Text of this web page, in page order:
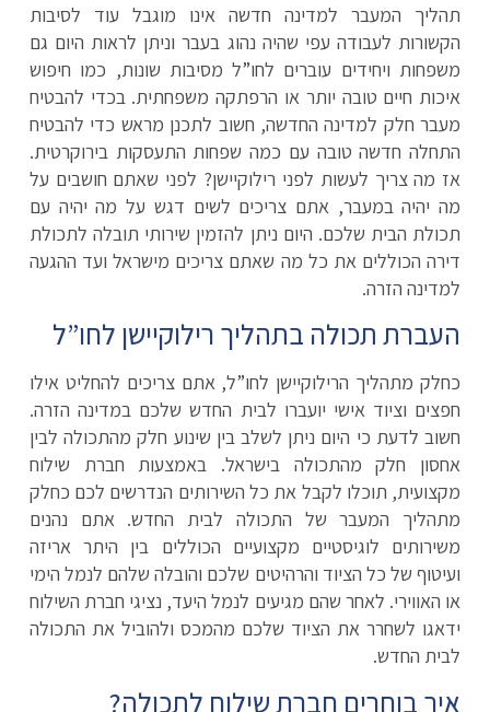
תהליך המעבר למדינה חדשה אינו מוגבל עוד לסיבות
הקשורות לעבודה עפי שהיה נהוג בעבר וניתן לראות היום גם
משפחות ויחידים עוברים לחו”ל מסיבות שונות, כמו חיפוש
איכות חיים טובה יותר או הרפתקה משפחתית. בכדי להבטיח
מעבר חלק למדינה החדשה, חשוב לתכנן מראש כדי להבטיח
התחלה חדשה טובה עם כמה שפחות התעסקות בירוקרטית.
אז מה צריך לעשות לפני רילוקיישן? לפני שאתם חושבים על
מה יהיה במעבר, אתם צריכים לשים דגש על מה יהיה עם
תכולת הבית שלכם. היום ניתן להזמין שירותי תובלה לתכולת
דירה הכוללים את כל מה שאתם צריכים מישראל ועד ההגעה
למדינה הזרה.
העברת תכולה בתהליך רילוקיישן לחו”ל
כחלק מתהליך הרילוקיישן לחו”ל, אתם צריכים להחליט אילו
חפצים וציוד אישי יועברו לבית החדש שלכם במדינה הזרה.
חשוב לדעת כי היום ניתן לשלב בין שינוע חלק מהתכולה לבין
אחסון חלק מהתכולה בישראל. באמצעות חברת שילוח
מקצועית, תוכלו לקבל את כל השירותים הנדרשים לכם כחלק
מתהליך המעבר של התכולה לבית החדש. אתם נהנים
משירותים לוגיסטיים מקצועיים הכוללים בין היתר אריזה
ועיטוף של כל הציוד והרהיטים שלכם והובלה שלהם לנמל הימי
או האווירי. לאחר שהם מגיעים לנמל היעד, נציגי חברת השילוח
ידאגו לשחרר את הציוד שלכם מהמכס ולהוביל את התכולה
לבית החדש.
איך בוחרים חברת שילוח לתכולה?